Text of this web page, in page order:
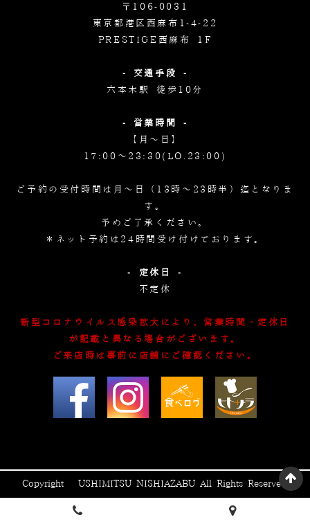
〒106-0031
東京都港区西麻布1-4-22
PRESTIGE西麻布 1F
- 交通手段 -
六本木駅 徒歩10分
- 営業時間 -
【月～日】
17:00～23:30(LO.23:00)
ご予約の受付時間は月～日（13時～23時半）迄となりま
す。
予めご了承ください。
＊ネット予約は24時間受け付けております。
- 定休日 -
不定休
新型コロナウイルス感染拡大により、営業時間・定休日
が記載と異なる場合がございます。
ご来店時は事前に店舗にご確認ください。
Copyright © USHIMITSU NISHIAZABU All Rights Reserved.